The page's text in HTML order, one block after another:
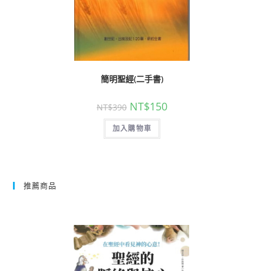
簡明聖經(二手書)
NT$390 NT$150
加入購物車
推薦商品